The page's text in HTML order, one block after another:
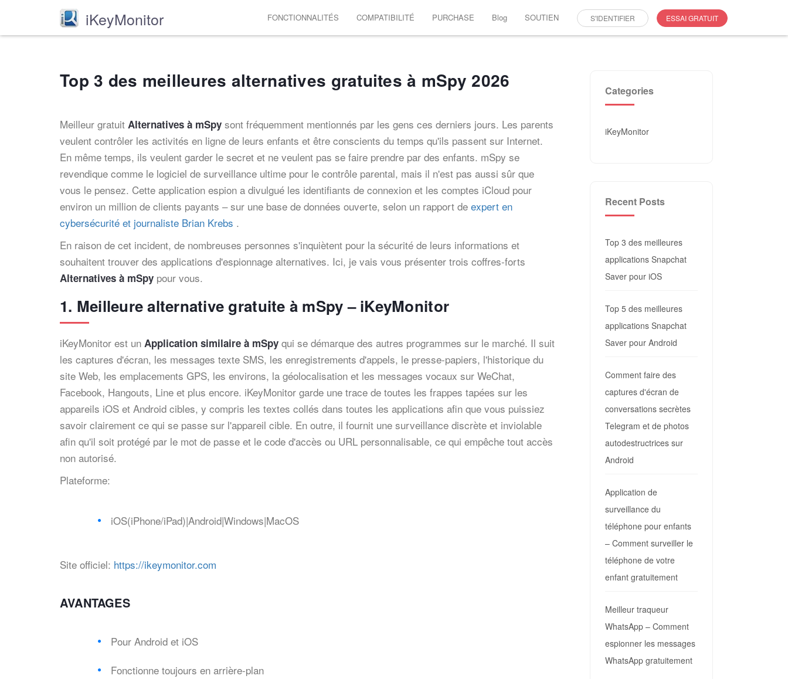
iKeyMonitor FONCTIONNALITÉS COMPATIBILITÉ PURCHASE Blog SOUTIEN S'IDENTIFIER ESSAI GRATUIT
Top 3 des meilleures alternatives gratuites à mSpy 2026
Meilleur gratuit Alternatives à mSpy sont fréquemment mentionnés par les gens ces derniers jours. Les parents
veulent contrôler les activités en ligne de leurs enfants et être conscients du temps qu'ils passent sur Internet.
En même temps, ils veulent garder le secret et ne veulent pas se faire prendre par des enfants. mSpy se
revendique comme le logiciel de surveillance ultime pour le contrôle parental, mais il n'est pas aussi sûr que
vous le pensez. Cette application espion a divulgué les identifiants de connexion et les comptes iCloud pour
environ un million de clients payants – sur une base de données ouverte, selon un rapport de expert en
cybersécurité et journaliste Brian Krebs .
En raison de cet incident, de nombreuses personnes s'inquiètent pour la sécurité de leurs informations et
souhaitent trouver des applications d'espionnage alternatives. Ici, je vais vous présenter trois coffres-forts
Alternatives à mSpy pour vous.
1. Meilleure alternative gratuite à mSpy – iKeyMonitor
iKeyMonitor est un Application similaire à mSpy qui se démarque des autres programmes sur le marché. Il suit
les captures d'écran, les messages texte SMS, les enregistrements d'appels, le presse-papiers, l'historique du
site Web, les emplacements GPS, les environs, la géolocalisation et les messages vocaux sur WeChat,
Facebook, Hangouts, Line et plus encore. iKeyMonitor garde une trace de toutes les frappes tapées sur les
appareils iOS et Android cibles, y compris les textes collés dans toutes les applications afin que vous puissiez
savoir clairement ce qui se passe sur l'appareil cible. En outre, il fournit une surveillance discrète et inviolable
afin qu'il soit protégé par le mot de passe et le code d'accès ou URL personnalisable, ce qui empêche tout accès
non autorisé.
Plateforme:
iOS(iPhone/iPad)|Android|Windows|MacOS
Site officiel: https://ikeymonitor.com
AVANTAGES
Pour Android et iOS
Fonctionne toujours en arrière-plan
Categories
iKeyMonitor
Recent Posts
Top 3 des meilleures
applications Snapchat
Saver pour iOS
Top 5 des meilleures
applications Snapchat
Saver pour Android
Comment faire des
captures d'écran de
conversations secrètes
Telegram et de photos
autodestructrices sur
Android
Application de
surveillance du
téléphone pour enfants
– Comment surveiller le
téléphone de votre
enfant gratuitement
Meilleur traqueur
WhatsApp – Comment
espionner les messages
WhatsApp gratuitement